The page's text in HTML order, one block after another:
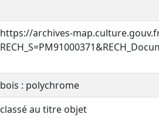
https://archives-
bois : polychrome
classé au titre objet